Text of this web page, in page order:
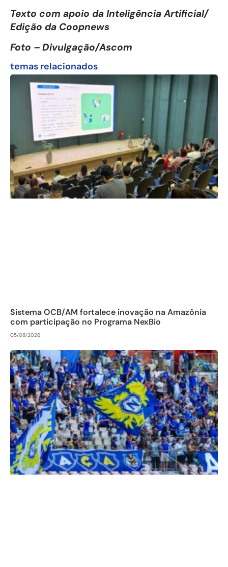
Texto com apoio da Inteligência Artificial/
Edição da Coopnews
Foto – Divulgação/Ascom
temas relacionados
Sistema OCB/AM fortalece inovação na Amazônia
com participação no Programa NexBio
05/08/2026